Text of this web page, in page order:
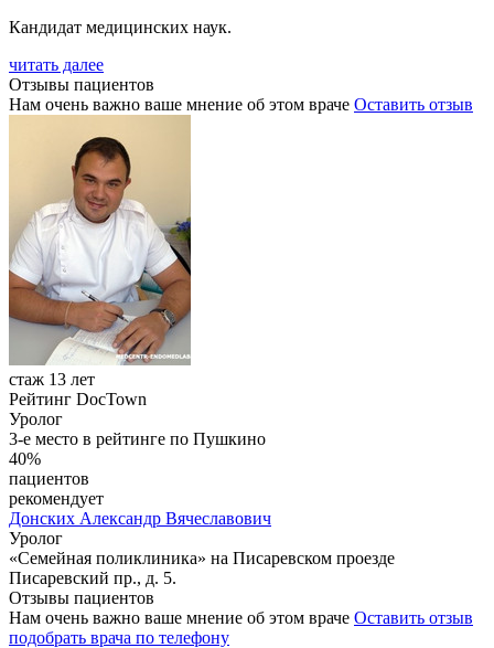
Кандидат медицинских наук.
читать далее
Отзывы пациентов
Нам очень важно ваше мнение об этом враче Оставить отзыв
стаж 13 лет
Рейтинг DocTown
Уролог
3-е место в рейтинге по Пушкино
40%
пациентов
рекомендует
Донских Александр Вячеславович
Уролог
«Семейная поликлиника» на Писаревском проезде
Писаревский пр., д. 5.
Отзывы пациентов
Нам очень важно ваше мнение об этом враче Оставить отзыв
подобрать врача по телефону